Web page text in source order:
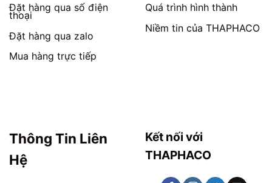
Đặt hàng qua số điện
thoại
Đặt hàng qua zalo
Mua hàng trực tiếp
Quá trình hình thành
Niềm tin của THAPHACO
Thông Tin Liên
Hệ
Kết nối với
THAPHACO